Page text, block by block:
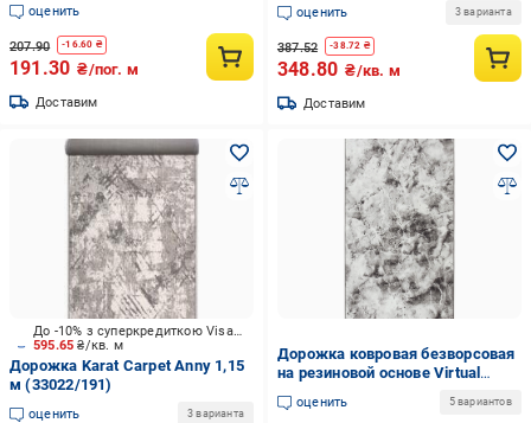
оценить
207.90 -16.60 ₴
191.30 ₴/пог. м
Доставим
оценить 3 варианта
387.52 -38.72 ₴
348.80 ₴/кв. м
Доставим
595.65₴/кв. м
До -10% з суперкредиткою Visa Вигода
Дорожка Karat Carpet Anny 1,15
м (33022/191)
оценить 3 варианта
Дорожка ковровая безворсовая
на резиновой основе Virtual
ATHENS 22093360420-P11 0,8 м
Серый (00-00018121)
оценить 5 вариантов